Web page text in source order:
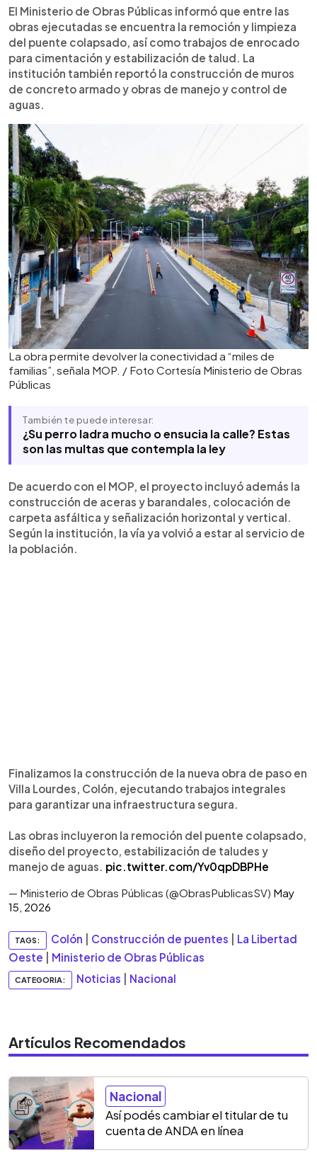
El Ministerio de Obras Públicas informó que entre las
obras ejecutadas se encuentra la remoción y limpieza
del puente colapsado, así como trabajos de enrocado
para cimentación y estabilización de talud. La
institución también reportó la construcción de muros
de concreto armado y obras de manejo y control de
aguas.
La obra permite devolver la conectividad a “miles de
familias”, señala MOP. / Foto Cortesía Ministerio de Obras
Públicas
También te puede interesar:
¿Su perro ladra mucho o ensucia la calle? Estas
son las multas que contempla la ley
De acuerdo con el MOP, el proyecto incluyó además la
construcción de aceras y barandales, colocación de
carpeta asfáltica y señalización horizontal y vertical.
Según la institución, la vía ya volvió a estar al servicio de
la población.
Finalizamos la construcción de la nueva obra de paso en
Villa Lourdes, Colón, ejecutando trabajos integrales
para garantizar una infraestructura segura.
Las obras incluyeron la remoción del puente colapsado,
diseño del proyecto, estabilización de taludes y
manejo de aguas. pic.twitter.com/Yv0qpDBPHe
— Ministerio de Obras Públicas (@ObrasPublicasSV) May
15, 2026
TAGS: Colón Construcción de puentes
La Libertad
Oeste
Ministerio de Obras Públicas
CATEGORIA: Noticias Nacional
Artículos Recomendados
Nacional
Así podés cambiar el titular de tu
cuenta de ANDA en línea